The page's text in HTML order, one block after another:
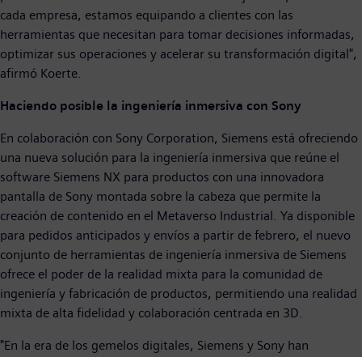
cada empresa, estamos equipando a clientes con las
herramientas que necesitan para tomar decisiones informadas,
optimizar sus operaciones y acelerar su transformación digital",
afirmó Koerte.
Haciendo posible la ingeniería inmersiva con Sony
En colaboración con Sony Corporation, Siemens está ofreciendo
una nueva solución para la ingeniería inmersiva que reúne el
software Siemens NX para productos con una innovadora
pantalla de Sony montada sobre la cabeza que permite la
creación de contenido en el Metaverso Industrial. Ya disponible
para pedidos anticipados y envíos a partir de febrero, el nuevo
conjunto de herramientas de ingeniería inmersiva de Siemens
ofrece el poder de la realidad mixta para la comunidad de
ingeniería y fabricación de productos, permitiendo una realidad
mixta de alta fidelidad y colaboración centrada en 3D.
"En la era de los gemelos digitales, Siemens y Sony han